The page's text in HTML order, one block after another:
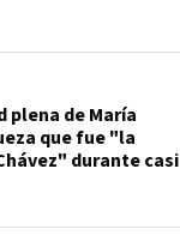
plena de María
que fue "la
durante casi